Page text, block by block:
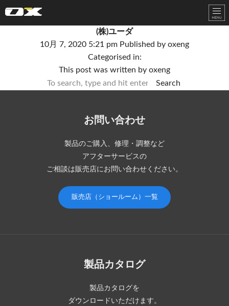
(株)ユーダ
10月 7, 2020 5:21 pm Published by oxeng
Categorised in:
This post was written by oxeng
Search
お問い合わせ
製品のご購入、修理・調整など
アフターサービスの
ご相談は販売店にお問い合わせください。
販売店（ショールーム）一覧
製品カタログ
製品カタログを
ダウンロードいただけます。